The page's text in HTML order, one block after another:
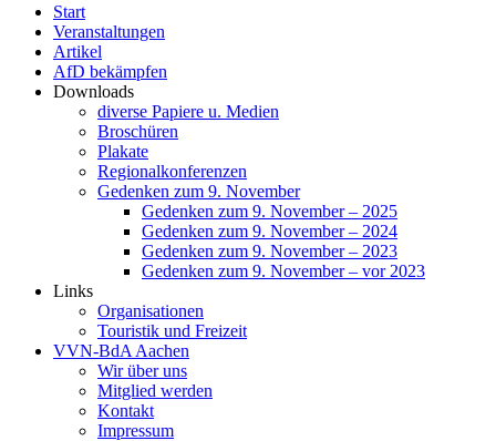
Start
Veranstaltungen
Artikel
AfD bekämpfen
Downloads
diverse Papiere u. Medien
Broschüren
Plakate
Regionalkonferenzen
Gedenken zum 9. November
Gedenken zum 9. November – 2025
Gedenken zum 9. November – 2024
Gedenken zum 9. November – 2023
Gedenken zum 9. November – vor 2023
Links
Organisationen
Touristik und Freizeit
VVN-BdA Aachen
Wir über uns
Mitglied werden
Kontakt
Impressum